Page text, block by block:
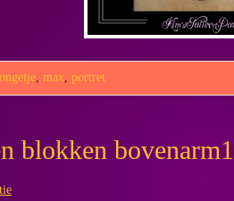
max portret
blokken bovenarm1